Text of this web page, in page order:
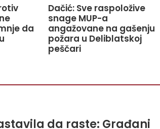
da
Dačić: Sve raspoložive
snage MUP-a
angažovane na gašenju
požara u Deliblatskoj
peščari
da raste: Građani